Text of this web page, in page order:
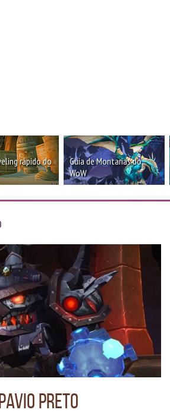
rápido do
Guia de Montarias do
WoW
Preto